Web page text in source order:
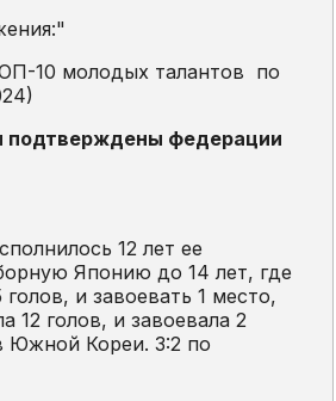
10 молодых талантов по
подтверждены федерации
12 лет ее
Японию до 14 лет, где
голов, и завоевать 1 место,
12 голов, и завоевала 2
Южной Кореи. 3:2 по